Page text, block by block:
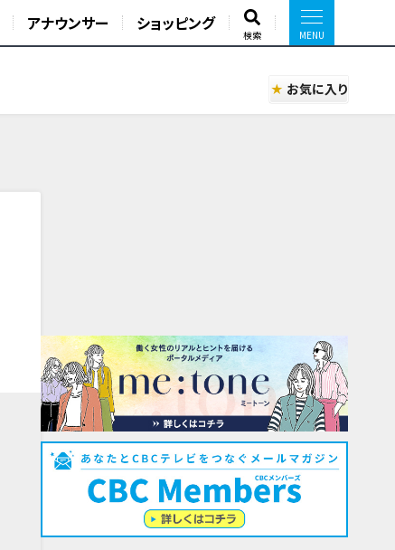
アナウンサー ショッピング
検索
お気に入り